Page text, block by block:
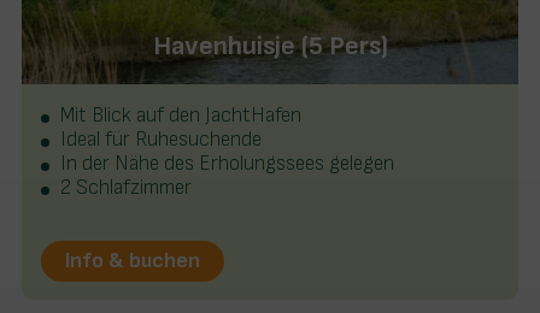
Havenhuisje (5 Pers)
Mit Blick auf den JachtHafen
Ideal für Ruhesuchende
In der Nähe des Erholungssees gelegen
2 Schlafzimmer
Info & buchen